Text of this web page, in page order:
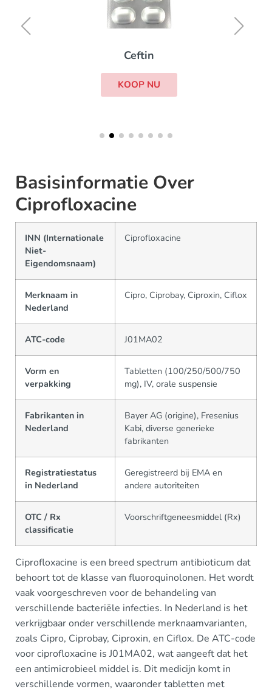
Ceftin
KOOP NU
Basisinformatie Over
Ciprofloxacine
INN (Internationale
Niet-
Eigendomsnaam)
Ciprofloxacine
Merknaam in
Nederland
Cipro, Ciprobay, Ciproxin, Ciflox
ATC-code J01MA02
Vorm en
verpakking
Tabletten (100/250/500/750
mg), IV, orale suspensie
Fabrikanten in
Nederland
Bayer AG (origine), Fresenius
Kabi, diverse generieke
fabrikanten
Registratiestatus
in Nederland
Geregistreerd bij EMA en
andere autoriteiten
OTC / Rx
classificatie
Voorschriftgeneesmiddel (Rx)
Ciprofloxacine is een breed spectrum antibioticum dat
behoort tot de klasse van fluoroquinolonen. Het wordt
vaak voorgeschreven voor de behandeling van
verschillende bacteriële infecties. In Nederland is het
verkrijgbaar onder verschillende merknaamvarianten,
zoals Cipro, Ciprobay, Ciproxin, en Ciflox. De ATC-code
voor ciprofloxacine is J01MA02, wat aangeeft dat het
een antimicrobieel middel is. Dit medicijn komt in
verschillende vormen, waaronder tabletten met